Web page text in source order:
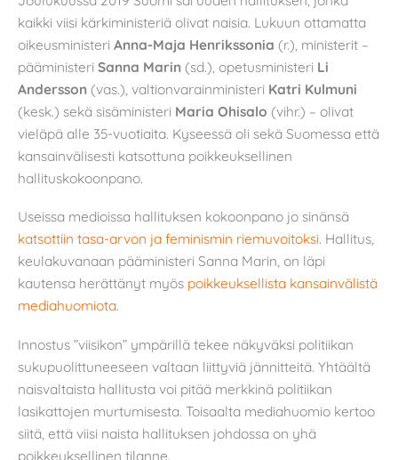
kaikki viisi kärkiministeriä olivat naisia. Lukuun ottamatta
oikeusministeri Anna-Maja Henrikssonia (r.), ministerit –
pääministeri Sanna Marin (sd.), opetusministeri Li
Andersson (vas.), valtionvarainministeri Katri Kulmuni
(kesk.) sekä sisäministeri Maria Ohisalo (vihr.) – olivat
vieläpä alle 35-vuotiaita. Kyseessä oli sekä Suomessa että
kansainvälisesti katsottuna poikkeuksellinen
hallituskokoonpano.
Useissa medioissa hallituksen kokoonpano jo sinänsä
katsottiin tasa-arvon ja feminismin riemuvoitoksi. Hallitus,
keulakuvanaan pääministeri Sanna Marin, on läpi
kautensa herättänyt myös poikkeuksellista kansainvälistä
mediahuomiota.
Innostus ”viisikon” ympärillä tekee näkyväksi politiikan
sukupuolittuneeseen valtaan liittyviä jännitteitä. Yhtäältä
naisvaltaista hallitusta voi pitää merkkinä politiikan
lasikattojen murtumisesta. Toisaalta mediahuomio kertoo
siitä, että viisi naista hallituksen johdossa on yhä
poikkeuksellinen tilanne.